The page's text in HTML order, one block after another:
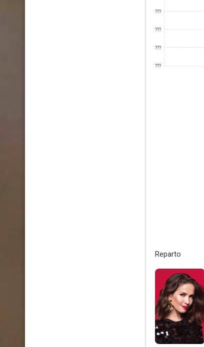
???
???
???
???
Reparto